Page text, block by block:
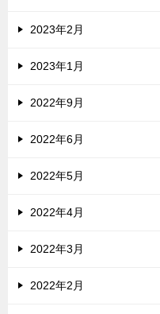
2023年2月
2023年1月
2022年9月
2022年6月
2022年5月
2022年4月
2022年3月
2022年2月